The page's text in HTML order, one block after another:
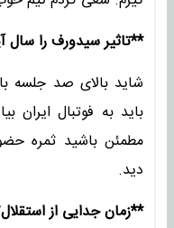
**تاثیر سیدورف را سال
شاید بالای صد جلسه
باید به فوتبال ایران
مطمئن باشید ثمره
دید.
**زمان جدایی از